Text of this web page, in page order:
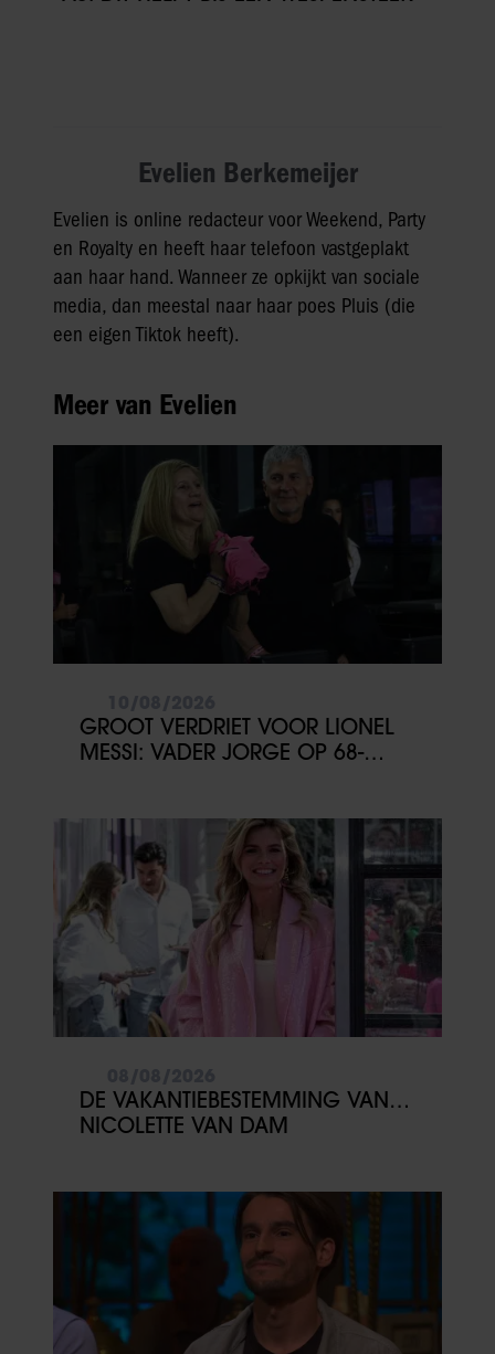
Evelien Berkemeijer
Evelien is online redacteur voor Weekend, Party
en Royalty en heeft haar telefoon vastgeplakt
aan haar hand. Wanneer ze opkijkt van sociale
media, dan meestal naar haar poes Pluis (die
een eigen Tiktok heeft).
Meer van Evelien
GROOT VERDRIET VOOR LIONEL
MESSI: VADER JORGE OP 68-
DE VAKANTIEBESTEMMING VAN…
NICOLETTE VAN DAM